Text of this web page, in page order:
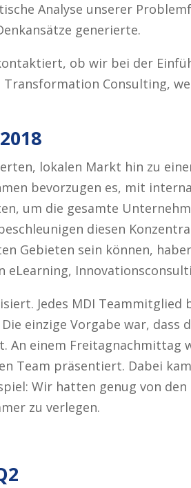
Analyse unserer
generierte.
ob wir bei der
Consulting,
lokalen Markt hin zu
bevorzugen es, mit
um die gesamte
diesen
Gebieten sein können,
Jedes MDI Teammitglied
einzige Vorgabe war, dass
An einem Freitagnachmittag
Team präsentiert. Dabei
Wir hatten genug von den
zu verlegen.